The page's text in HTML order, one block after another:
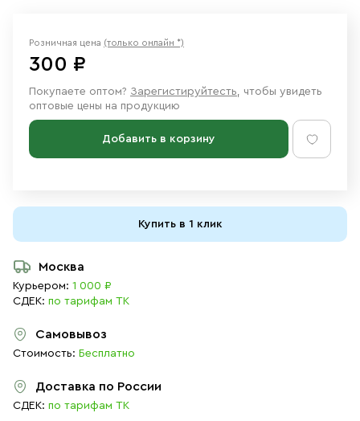
Розничная цена (только онлайн *)
300 ₽
Покупаете оптом? Зарегистируйтесть, чтобы увидеть
оптовые цены на продукцию
Добавить в корзину
Купить в 1 клик
Москва
Курьером: 1 000 ₽
СДЕК: по тарифам ТК
Самовывоз
Стоимость: Бесплатно
Доставка по России
СДЕК: по тарифам ТК